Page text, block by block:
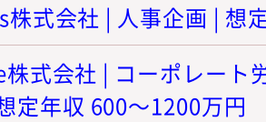
式会社 | 人事企画 | 想
式会社 | コーポレート
定年収 600～1200万円